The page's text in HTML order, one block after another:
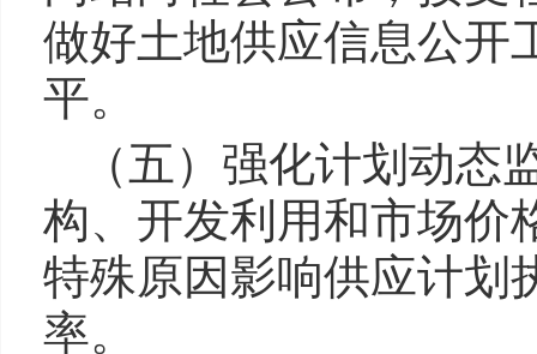
做好土地供应信息公开
平。
（五）强化计划动
构、开发利用和市场价
特殊原因影响供应计划
率。